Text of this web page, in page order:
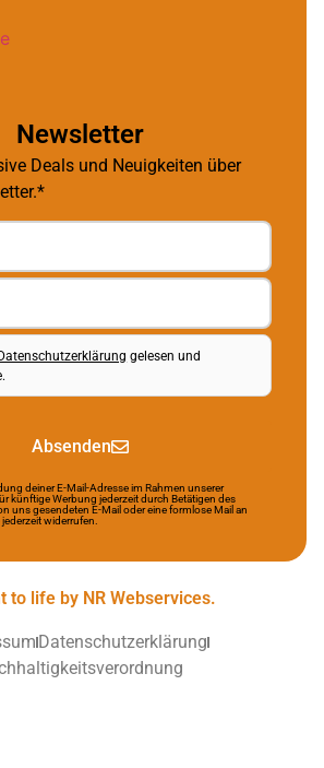
Newsletter
Deals und Neuigkeiten über
gelesen und
Absenden
deiner E-Mail-Adresse im Rahmen unserer
künftige Werbung jederzeit durch Betätigen des
uns gesendeten E-Mail oder eine formlose Mail an
widerrufen.
to life by NR Webservices.
Datenschutzerklärung